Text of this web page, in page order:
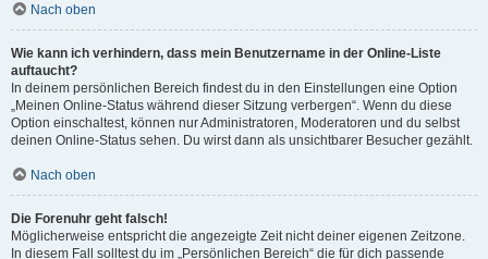
Nach oben
Wie kann ich verhindern, dass mein Benutzername in der Online-Liste
auftaucht?
In deinem persönlichen Bereich findest du in den Einstellungen eine Option
„Meinen Online-Status während dieser Sitzung verbergen“. Wenn du diese
Option einschaltest, können nur Administratoren, Moderatoren und du selbst
deinen Online-Status sehen. Du wirst dann als unsichtbarer Besucher gezählt.
Nach oben
Die Forenuhr geht falsch!
Möglicherweise entspricht die angezeigte Zeit nicht deiner eigenen Zeitzone.
In diesem Fall solltest du im „Persönlichen Bereich“ die für dich passende